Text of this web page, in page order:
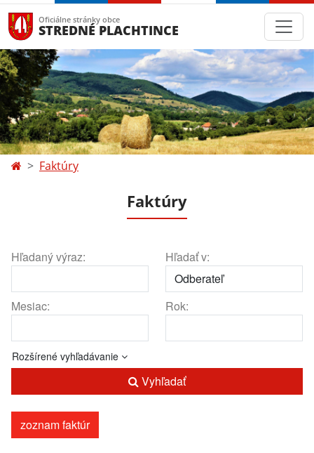
Oficiálne stránky obce
STREDNÉ PLACHTINCE
Faktúry
Faktúry
Hľadaný výraz: Hľadať v:
Mesiac: Rok:
Rozšírené vyhľadávanie
Vyhľadať
zoznam faktúr